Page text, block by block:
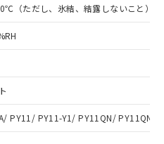
（ただし、氷結、結露しないこと）
PY11/ PY11-Y1/ PY11QN/ PY11QN-
ブサイト上で当社にご
ストについて、当社
同利用者が、当社の製
するお客様との取
な範囲で利用すること
。
者とは、"個人情報
して"
の「1.共同利
載されている法人を
ウンロード
ダウンロードするこ
質）の非含有証明書
（当社基準）
点で非含有を証明す
キャンセル